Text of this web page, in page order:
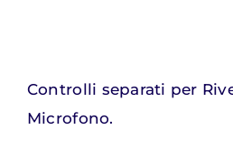
Controlli separati per
Microfono.